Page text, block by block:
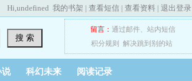
Hi,undefined 我的书架 | 查看短信 | 查看资料 | 退出登录
搜 索
留言： 通过邮件、 站内短信
积分规则
解决跳到别的站
说 科幻未来 阅读记录